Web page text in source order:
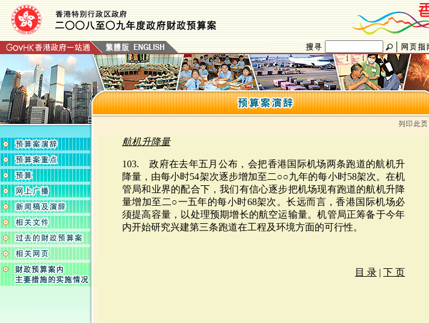
航机升降量
103. 政府在去年五月公布，会把香港国际机场两条跑道的航机升
降量，由每小时54架次逐步增加至二○○九年的每小时58架次。在机
管局和业界的配合下，我们有信心逐步把机场现有跑道的航机升降
量增加至二○一五年的每小时68架次。长远而言，香港国际机场必
须提高容量，以处理预期增长的航空运输量。机管局正筹备于今年
内开始研究兴建第三条跑道在工程及环境方面的可行性。
目 录 | 下 页